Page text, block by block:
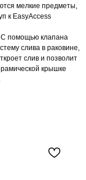
мелкие предметы,
к EasyAccess
С помощью клапана
слива в раковине,
слив и позволит
крышке